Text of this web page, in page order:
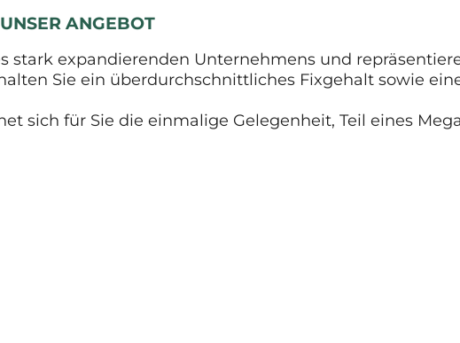
ANGEBOT
stark expandierenden Unternehmens und
Sie ein überdurchschnittliches Fixgehalt sowie
sich für Sie die einmalige Gelegenheit, Teil eines